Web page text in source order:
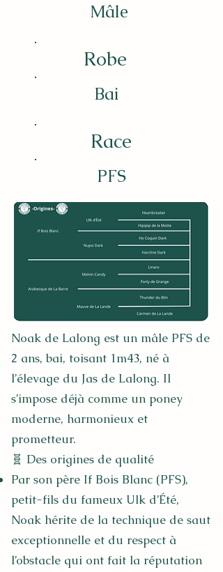
​Mâle
Robe
Bai
Race
PFS
Noak de Lalong est un mâle PFS de
2 ans, bai, toisant 1m43, né à
l’élevage du Jas de Lalong. Il
s’impose déjà comme un poney
moderne, harmonieux et
prometteur.
🧬 Des origines de qualité
Par son père If Bois Blanc (PFS),
petit-fils du fameux Ulk d’Été,
Noak hérite de la technique de saut
exceptionnelle et du respect à
l’obstacle qui ont fait la réputation